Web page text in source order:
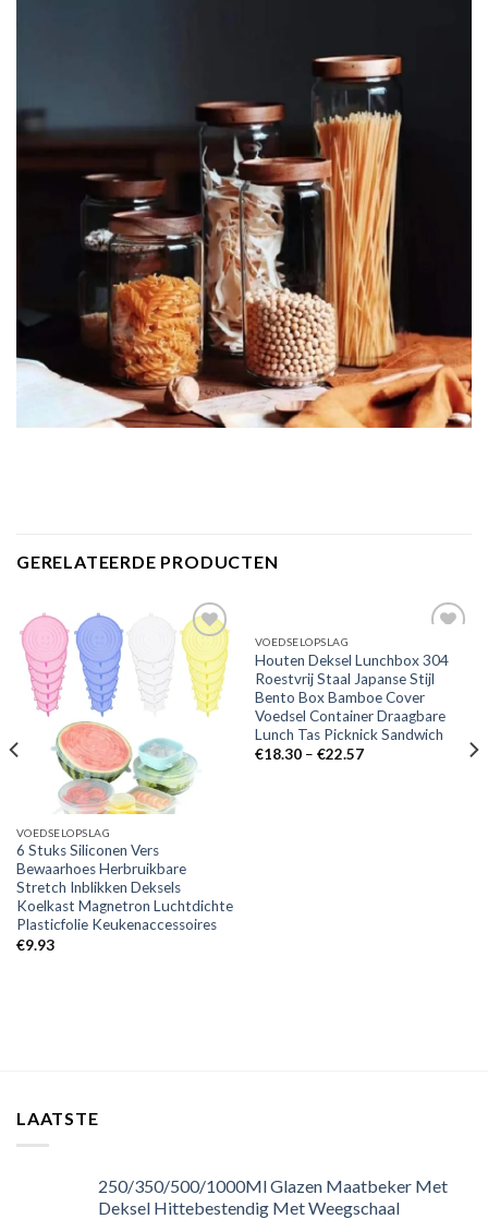
GERELATEERDE PRODUCTEN
Add to wishlist
VOEDSELOPSLAG
6 Stuks Siliconen Vers
Bewaarhoes Herbruikbare
Stretch Inblikken Deksels
Koelkast Magnetron Luchtdichte
Plasticfolie Keukenaccessoires
€9.93
Add to wishlist
VOEDSELOPSLAG
Houten Deksel Lunchbox 304
Roestvrij Staal Japanse Stijl
Bento Box Bamboe Cover
Voedsel Container Draagbare
Lunch Tas Picknick Sandwich
€18.30– €22.57
LAATSTE
250/350/500/1000Ml Glazen Maatbeker Met
Deksel Hittebestendig Met Weegschaal